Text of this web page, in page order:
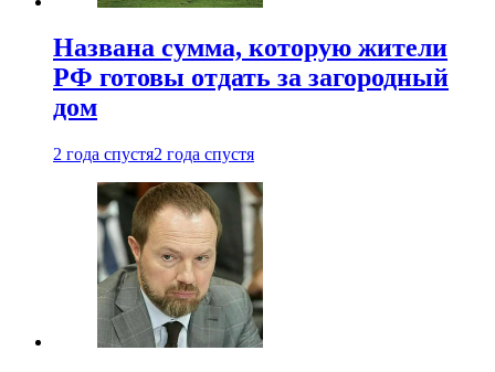
Названа сумма, которую жители
РФ готовы отдать за загородный
дом
2 года спустя2 года спустя